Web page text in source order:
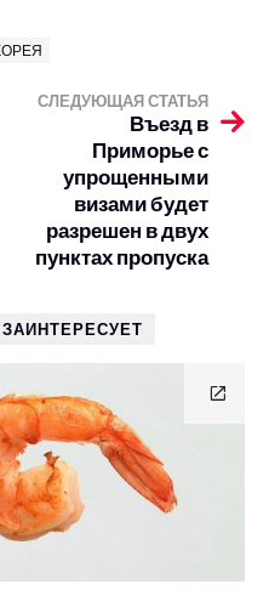
СЛЕДУЮЩАЯ СТАТЬЯ
Въезд в
Приморье с
упрощенными
визами будет
разрешен в двух
пунктах пропуска